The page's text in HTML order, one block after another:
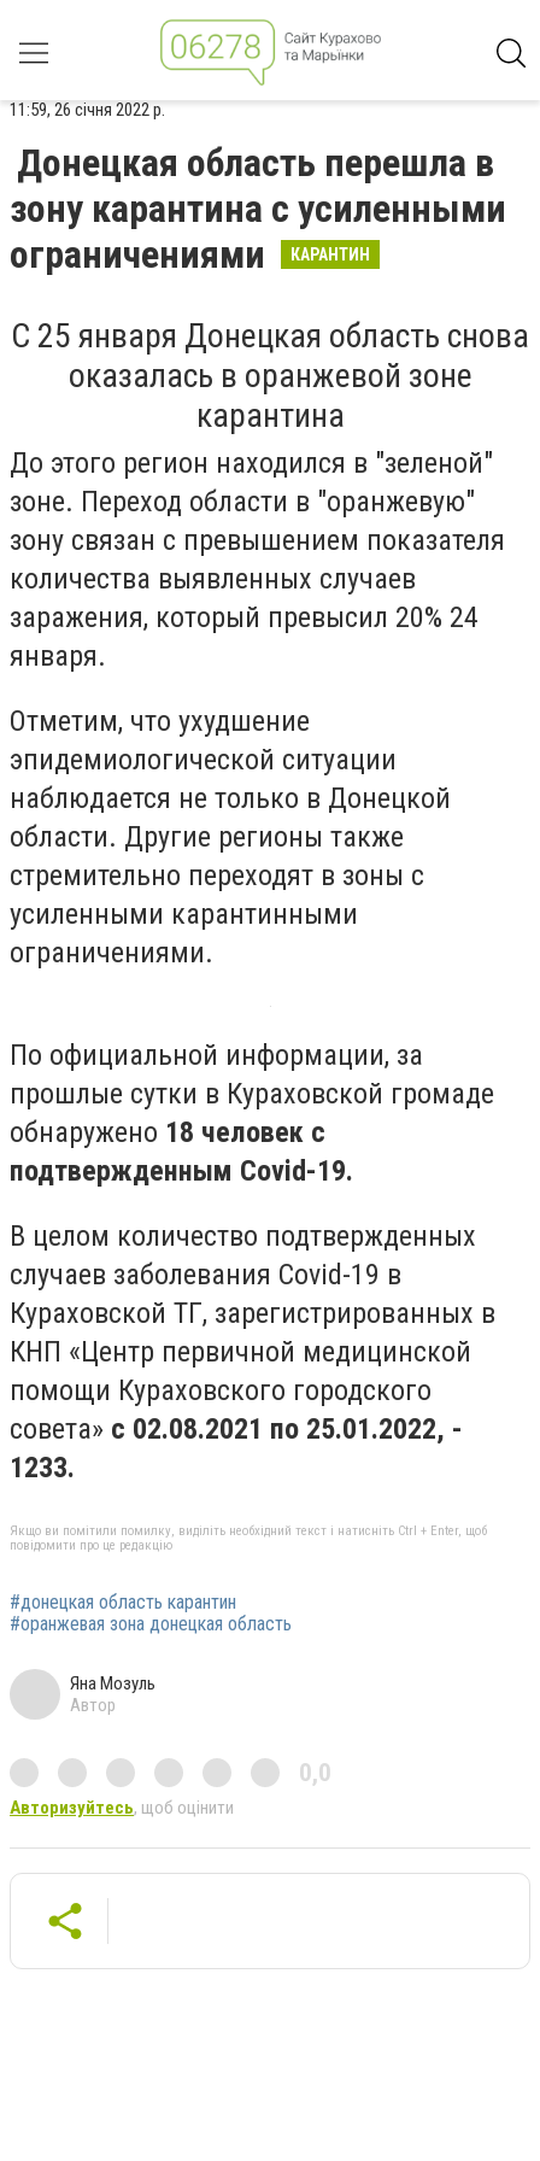
11:59, 26 січня 2022 р.
Донецкая область перешла в
зону карантина с усиленными
ограничениями
КАРАНТИН
С 25 января Донецкая область снова
оказалась в оранжевой зоне
карантина
До этого регион находился в "зеленой"
зоне. Переход области в "оранжевую"
зону связан с превышением показателя
количества выявленных случаев
заражения, который превысил 20% 24
января.
Отметим, что ухудшение
эпидемиологической ситуации
наблюдается не только в Донецкой
области. Другие регионы также
стремительно переходят в зоны с
усиленными карантинными
ограничениями.
По официальной информации, за
прошлые сутки в Кураховской громаде
обнаружено 18 человек с
подтвержденным Covid-19.
В целом количество подтвержденных
случаев заболевания Covid-19 в
Кураховской ТГ, зарегистрированных в
КНП «Центр первичной медицинской
помощи Кураховского городского
совета» с 02.08.2021 по 25.01.2022, -
1233.
Якщо ви помітили помилку, виділіть необхідний текст і натисніть Ctrl + Enter, щоб
повідомити про це редакцію
#донецкая область карантин
#оранжевая зона донецкая область
Яна Мозуль
Автор
0,0
Авторизуйтесь, щоб оцінити